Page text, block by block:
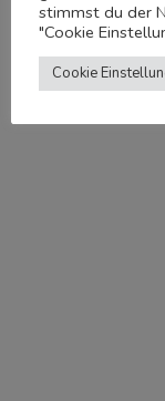
zu haben.
stimmst du der
"Cookie
Cookie